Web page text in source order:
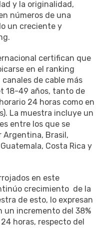
y la originalidad,
números de una
un creciente y
certifican que
en el ranking
de cable más
18-49 años, tanto de
24 horas como en
La muestra incluye un
entre los que se
Argentina, Brasil,
Costa Rica y
en este
crecimiento de la
de esto, lo expresan
un incremento del 38%
horas, respecto del